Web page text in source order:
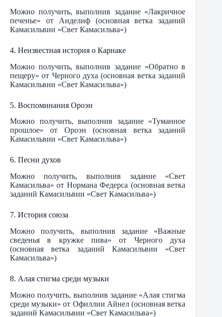
Можно получить, выполнив задание «Лакричное
печенье» от Анделиф (основная ветка заданий
Камасильвии «Свет Камасильва»)
4. Неизвестная история о Карнаке
Можно получить, выполнив задание «Обратно в
пещеру» от Черного духа (основная ветка заданий
Камасильвии «Свет Камасильва»)
5. Воспоминания Ороэн
Можно получить, выполнив задание «Туманное
прошлое» от Ороэн (основная ветка заданий
Камасильвии «Свет Камасильва»)
6. Песни духов
Можно получить, выполнив задание «Свет
Камасильва» от Нормана Федерса (основная ветка
заданий Камасильвии «Свет Камасильва»)
7. История союза
Можно получить, выполнив задание «Важные
сведенья в кружке пива» от Черного духа
(основная ветка заданий Камасильвии «Свет
Камасильва»)
8. Алая стигма среди музыки
Можно получить, выполнив задание «Алая стигма
среди музыки» от Офиллии Айнел (основная ветка
заданий Камасильвии «Свет Камасильва»)